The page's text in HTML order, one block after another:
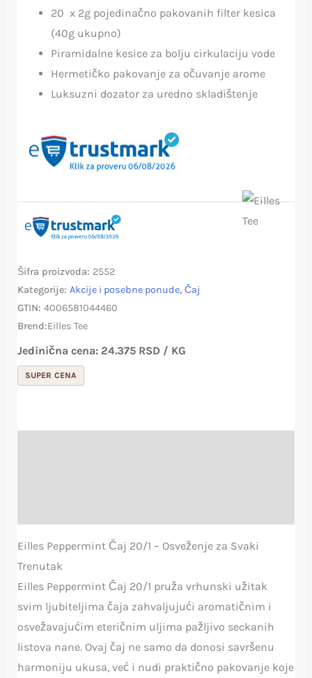
20 x 2g pojedinačno pakovanih filter kesica
(40g ukupno)
Piramidalne kesice za bolju cirkulaciju vode
Hermetičko pakovanje za očuvanje arome
Luksuzni dozator za uredno skladištenje
Šifra proizvoda: 2552
Kategorije: Akcije i posebne ponude, Čaj
GTIN: 4006581044460
Brend:Eilles Tee
Jedinična cena: 24.375 RSD / KG
SUPER CENA
Eilles Peppermint Čaj 20/1 – Osveženje za Svaki
Trenutak
Eilles Peppermint Čaj 20/1 pruža vrhunski užitak
svim ljubiteljima čaja zahvaljujući aromatičnim i
osvežavajućim eteričnim uljima pažljivo seckanih
listova nane. Ovaj čaj ne samo da donosi savršenu
harmoniju ukusa, već i nudi praktično pakovanje koje